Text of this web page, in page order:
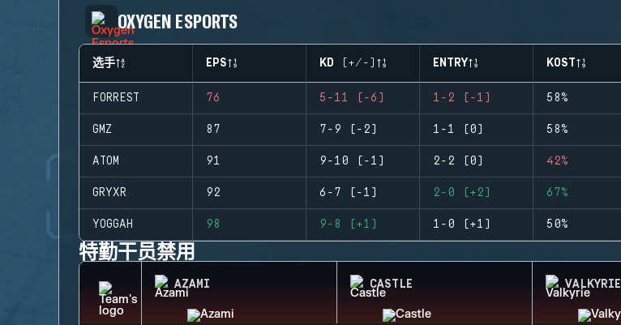
OXYGEN ESPORTS
选手 EPS KD (+/-) ENTRY KOST
FORREST 76 5-11 (-6) 1-2 (-1) 58%
GMZ 87 7-9 (-2) 1-1 (0) 58%
ATOM 91 9-10 (-1) 2-2 (0) 42%
GRYXR 92 6-7 (-1) 2-0 (+2) 67%
YOGGAH 98 9-8 (+1) 1-0 (+1) 50%
特勤干员禁用
AZAMI CASTLE VALKYRIE